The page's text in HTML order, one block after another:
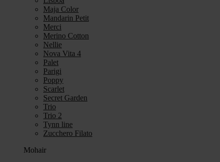
Maja Color
Mandarin Petit
Merci
Merino Cotton
Nellie
Nova Vita 4
Palet
Parigi
Poppy
Scarlet
Secret Garden
Trio
Trio 2
Tynn line
Zucchero Filato
Mohair